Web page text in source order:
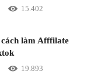
15.402
làm Afffilate
19.893